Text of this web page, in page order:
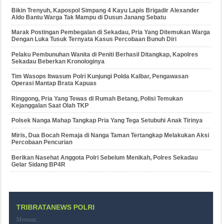
Bikin Trenyuh, Kapospol Simpang 4 Kayu Lapis Brigadir Alexander
Aldo Bantu Warga Tak Mampu di Dusun Janang Sebatu
Marak Postingan Pembegalan di Sekadau, Pria Yang Ditemukan Warga
Dengan Luka Tusuk Ternyata Kasus Percobaan Bunuh Diri
Pelaku Pembunuhan Wanita di Peniti Berhasil Ditangkap, Kapolres
Sekadau Beberkan Kronologinya
Tim Wasops Itwasum Polri Kunjungi Polda Kalbar, Pengawasan
Operasi Mantap Brata Kapuas
Ringgong, Pria Yang Tewas di Rumah Betang, Polisi Temukan
Kejanggalan Saat Olah TKP
Polsek Nanga Mahap Tangkap Pria Yang Tega Setubuhi Anak Tirinya
Miris, Dua Bocah Remaja di Nanga Taman Tertangkap Melakukan Aksi
Percobaan Pencurian
Berikan Nasehat Anggota Polri Sebelum Menikah, Polres Sekadau
Gelar Sidang BP4R
TRIBRATANEWS POLRI
Memuat...